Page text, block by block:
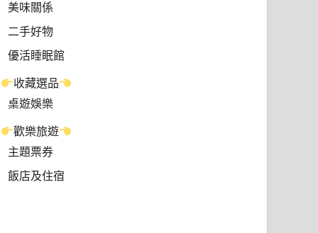
美味關係
二手好物
優活睡眠館
收藏選品
桌遊娛樂
歡樂旅遊
主題票券
飯店及住宿